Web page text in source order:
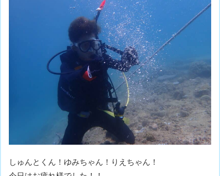
しゅんとくん！ゆみちゃん！りえちゃん！